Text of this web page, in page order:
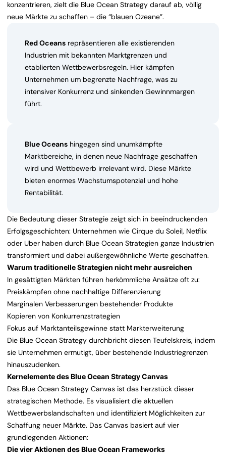
konzentrieren, zielt die Blue Ocean Strategy darauf ab, völlig
neue Märkte zu schaffen – die “blauen Ozeane”.
Red Oceans repräsentieren alle existierenden
Industrien mit bekannten Marktgrenzen und
etablierten Wettbewerbsregeln. Hier kämpfen
Unternehmen um begrenzte Nachfrage, was zu
intensiver Konkurrenz und sinkenden Gewinnmargen
führt.
Blue Oceans hingegen sind unumkämpfte
Marktbereiche, in denen neue Nachfrage geschaffen
wird und Wettbewerb irrelevant wird. Diese Märkte
bieten enormes Wachstumspotenzial und hohe
Rentabilität.
Die Bedeutung dieser Strategie zeigt sich in beeindruckenden
Erfolgsgeschichten: Unternehmen wie Cirque du Soleil, Netflix
oder Uber haben durch Blue Ocean Strategien ganze Industrien
transformiert und dabei außergewöhnliche Werte geschaffen.
Warum traditionelle Strategien nicht mehr ausreichen
In gesättigten Märkten führen herkömmliche Ansätze oft zu:
Preiskämpfen ohne nachhaltige Differenzierung
Marginalen Verbesserungen bestehender Produkte
Kopieren von Konkurrenzstrategien
Fokus auf Marktanteilsgewinne statt Markterweiterung
Die Blue Ocean Strategy durchbricht diesen Teufelskreis, indem
sie Unternehmen ermutigt, über bestehende Industriegrenzen
hinauszudenken.
Kernelemente des Blue Ocean Strategy Canvas
Das Blue Ocean Strategy Canvas ist das herzstück dieser
strategischen Methode. Es visualisiert die aktuellen
Wettbewerbslandschaften und identifiziert Möglichkeiten zur
Schaffung neuer Märkte. Das Canvas basiert auf vier
grundlegenden Aktionen:
Die vier Aktionen des Blue Ocean Frameworks